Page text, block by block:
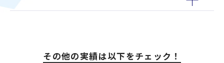
その他の実績は以下をチェック！